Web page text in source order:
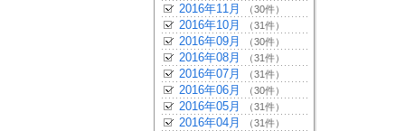
2016年11月 （30件）
2016年10月 （31件）
2016年09月 （30件）
2016年08月 （31件）
2016年07月 （31件）
2016年06月 （30件）
2016年05月 （31件）
2016年04月 （31件）